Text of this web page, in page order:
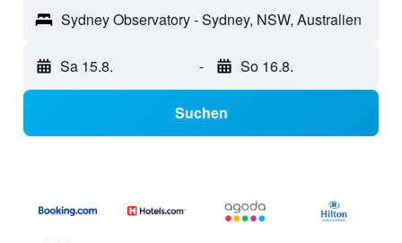
Sydney Observatory - Sydney, NSW, Australien
Sa 15.8. - So 16.8.
Suchen